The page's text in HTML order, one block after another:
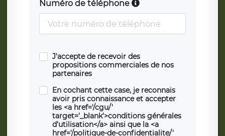
Numéro de téléphone
J'accepte de recevoir des
propositions commerciales de nos
partenaires
En cochant cette case, je reconnais
avoir pris connaissance et accepter
les <a href='/cgu/'
target='_blank'>conditions générales
d'utilisation</a> ainsi que la <a
href='/politique-de-confidentialite/'